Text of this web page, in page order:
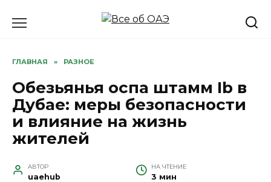
ГЛАВНАЯ » РАЗНОЕ
Обезьянья оспа штамм Ib в
Дубае: меры безопасности
и влияние на жизнь
жителей
АВТОР
uaehub
НА ЧТЕНИЕ
3 мин